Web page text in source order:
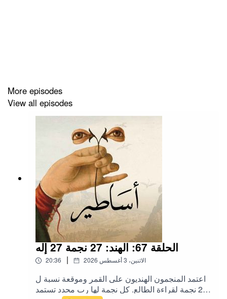
Music:
ArtSlop_Flodur, Desert Voices
ArcticFoxMusic, Dream of Athena
‪@asateerpod‬
#trojanwar #GreekMythology #HelenOfTroy #EpicBattle
#TroyFallen #Achilles #Hector #TroyLegend
#MythicalWar #GoddessAphrodite #LegendaryHeroes
#TroyCity #WarOfTheGods #EpicStory #Homer
#TroySiege #AncientGreece #MythologicalConflict
More episodes
View all episodes
الحلقة 67: الهند: 27 نجمة 27 إله
20:36 | الاثنين، 3 أغسطس 2026
اعتمد المنجمون الهنديون على القمر وموقعة نسبة ل
27 نجمة لقراءة الطالع. كل نجمة لها رب محدد تستمد